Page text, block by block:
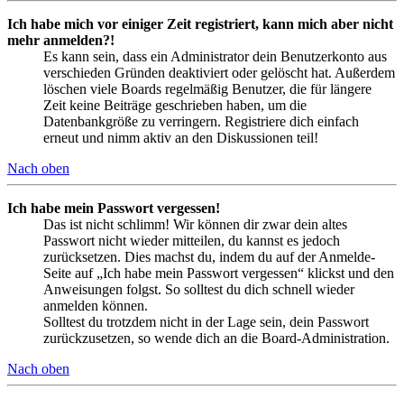
Ich habe mich vor einiger Zeit registriert, kann mich aber nicht
mehr anmelden?!
Es kann sein, dass ein Administrator dein Benutzerkonto aus
verschieden Gründen deaktiviert oder gelöscht hat. Außerdem
löschen viele Boards regelmäßig Benutzer, die für längere
Zeit keine Beiträge geschrieben haben, um die
Datenbankgröße zu verringern. Registriere dich einfach
erneut und nimm aktiv an den Diskussionen teil!
Nach oben
Ich habe mein Passwort vergessen!
Das ist nicht schlimm! Wir können dir zwar dein altes
Passwort nicht wieder mitteilen, du kannst es jedoch
zurücksetzen. Dies machst du, indem du auf der Anmelde-
Seite auf „Ich habe mein Passwort vergessen“ klickst und den
Anweisungen folgst. So solltest du dich schnell wieder
anmelden können.
Solltest du trotzdem nicht in der Lage sein, dein Passwort
zurückzusetzen, so wende dich an die Board-Administration.
Nach oben